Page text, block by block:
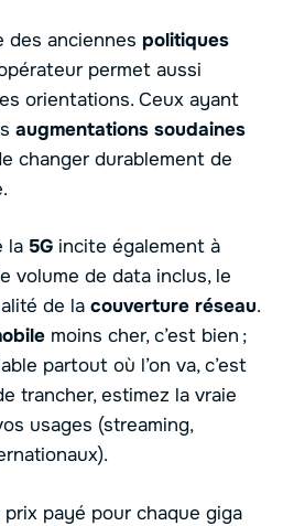
des anciennes politiques
permet aussi
orientations. Ceux ayant
augmentations soudaines
changer durablement de
la 5G incite également à
volume de data inclus, le
de la couverture réseau.
moins cher, c’est bien ;
partout où l’on va, c’est
trancher, estimez la vraie
usages (streaming,
payé pour chaque giga